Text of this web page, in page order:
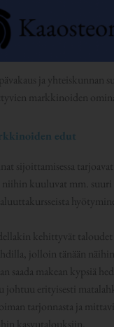
ja yhteiskunnan
markkinoiden
edut
sijoittamisessa
kuuluvat mm. suuri
kehittyvät
jolloin tänään
saada makean kypsiä
johtuu erityisesti
tarjonnasta ja